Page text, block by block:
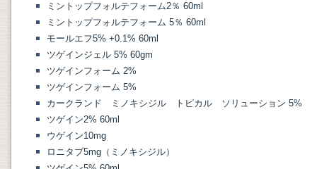
ミントップフォルテフォーム2％ 60ml
ミントップフォルテフォーム 5％ 60ml
モールエフ5% +0.1% 60ml
ツゲインジェル 5% 60gm
ツゲインフォーム 2%
ツゲインフォーム 5%
カークランド ミノキシジル トピカル ソリューション 5%
ツゲイン2% 60ml
ウゲイン10mg
ロニタブ5mg（ミノキシジル）